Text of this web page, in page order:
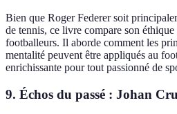
Bien que Roger Federer soit
de tennis, ce livre compare son
footballeurs. Il aborde comment les
mentalité peuvent être appliqués au
enrichissante pour tout passionné de
9. Échos du passé : Johan